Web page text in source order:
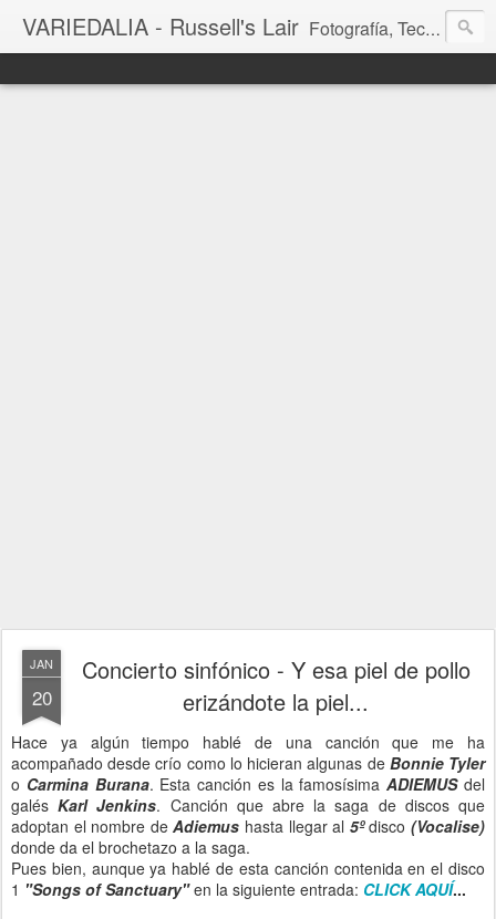
VARIEDALIA - Russell's Lair Fotografía, Tecnología, Cine y Videojuegos en un Blog Multitemática. El rinconcito del creador de FotoMuseo 3D y Left 4 SGC.
JAN
20
Concierto sinfónico - Y esa piel de pollo
erizándote la piel...
Hace ya algún tiempo hablé de una canción que me ha
acompañado desde crío como lo hicieran algunas de Bonnie Tyler
o Carmina Burana. Esta canción es la famosísimaADIEMUSdel
galésKarl Jenkins. Canción que abre la saga de discos que
adoptan el nombre deAdiemus hasta llegar al 5ºdisco(Vocalise)
donde da el brochetazo a la saga.
Pues bien, aunque ya hablé de esta canción contenida en el disco
1 "Songs of Sanctuary"en la siguiente entrada: CLICK AQUÍ...